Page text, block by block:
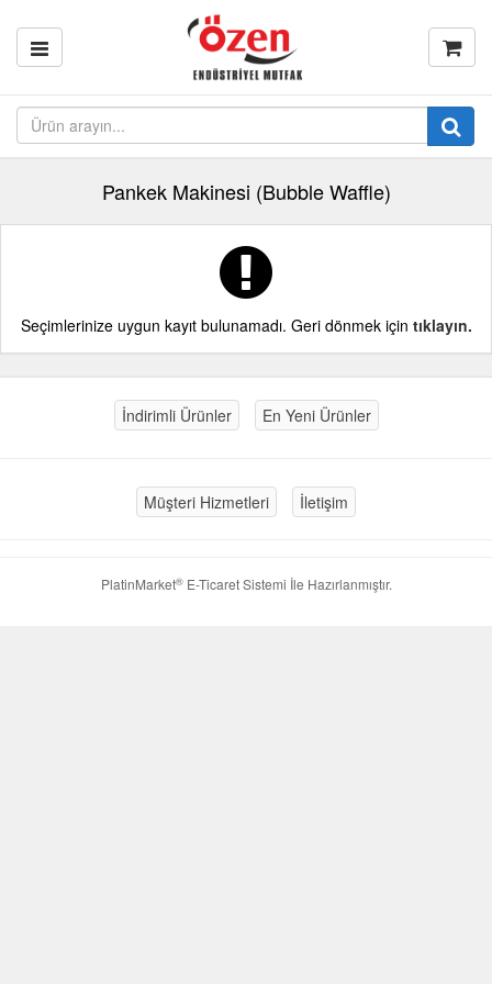
Pankek Makinesi (Bubble Waffle)
Seçimlerinize uygun kayıt bulunamadı. Geri dönmek için tıklayın.
İndirimli Ürünler En Yeni Ürünler
Müşteri Hizmetleri İletişim
PlatinMarket®E-Ticaret Sistemi İle Hazırlanmıştır.